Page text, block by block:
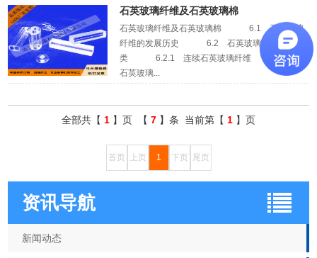
石英玻璃纤维及石英玻璃棉
石英玻璃纤维及石英玻璃棉 6.1 石英玻璃
纤维的发展历史 6.2 石英玻璃纤维的分
类 6.2.1 连续石英玻璃纤维 6.2.2
石英玻璃...
全部共【 1 】页 【 7 】条 当前第【 1 】页
首页 上页 1 下页 尾页
资讯导航
新闻动态